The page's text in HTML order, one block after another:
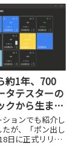
常価格$90＝約
日まで$45＝約
ースしました...
約1年、700
タテスターの
クから生まれ
ン出しアプ
みた
ョンでも紹介し
が、「ポン出し
日に正式リリー